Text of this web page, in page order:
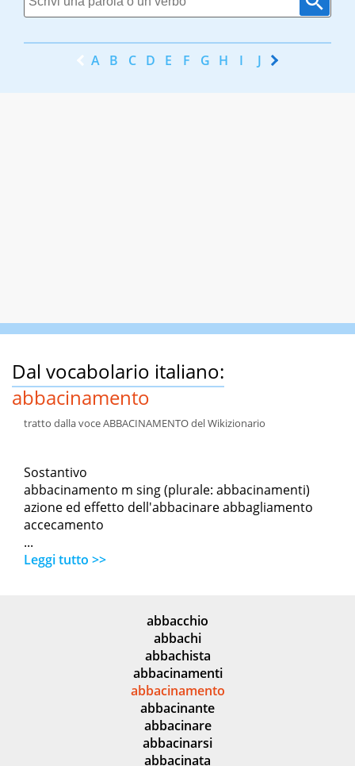
A B C D E F G H I J K
Dal vocabolario italiano:
abbacinamento
tratto dalla voce ABBACINAMENTO del Wikizionario
Sostantivo
abbacinamento m sing (plurale: abbacinamenti)
azione ed effetto dell'abbacinare abbagliamento
accecamento
...
Leggi tutto >>
abbacchio
abbachi
abbachista
abbacinamenti
abbacinamento
abbacinante
abbacinare
abbacinarsi
abbacinata